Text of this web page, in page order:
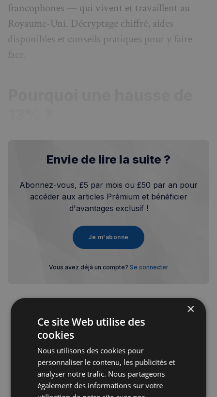
francophones — qui vivent et travaillent au
Royaume-Uni. Décryptage chiffré, aides
disponibles et conseils pratiques pour y faire
face.
Envie de lire la suite ?
Abonnez-vous, £5 par mois ou £50 par an pour
accéder aux articles Prémium et bénéficier
d'avantages exclusif !
Je m'abonne
Vous avez déjà un compte? Se connecter
×
Ce site Web utilise des
cookies
Nous utilisons des cookies pour
personnaliser le contenu, les publicités et
analyser notre trafic. Nous partageons
également des informations sur votre